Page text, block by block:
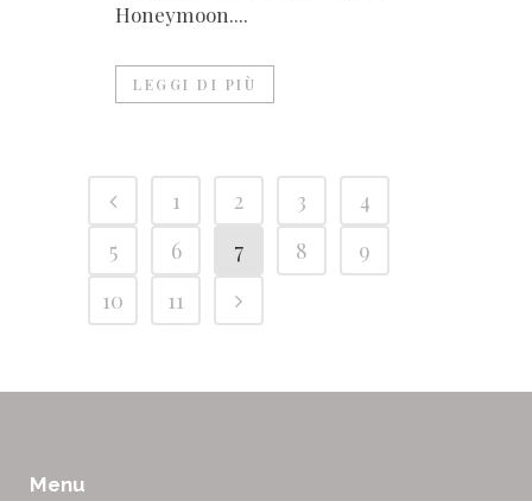
Honeymoon....
LEGGI DI PIÙ
1 2 3
4
5
6 7 8
9
10
11
Menu